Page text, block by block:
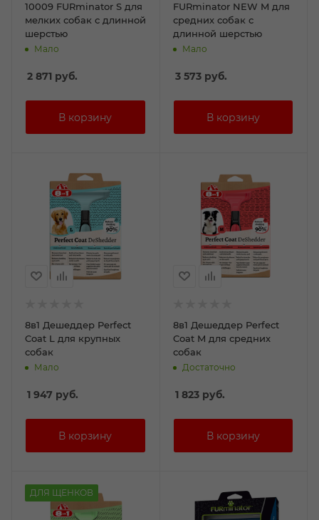
10009 FURminator S для
мелких собак с длинной
шерстью
Мало
2 871 руб.
FURminator NEW M для
средних собак с
длинной шерстью
Мало
3 573руб.
8в1 Дешеддер Perfect
Coat L для крупных
собак
Мало
1 947 руб.
8в1 Дешеддер Perfect
Coat M для средних
собак
Достаточно
1 823руб.
ДЛЯ ЩЕНКОВ